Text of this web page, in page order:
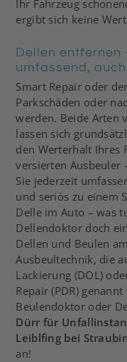
Ihr Fahrzeug
ergibt sich keine
Dellen entfernen
umfassend,
Smart Repair oder
Parkschäden oder
werden. Beide Arten
lassen sich
den Werterhalt Ihres
versierten Ausbeuler
Sie jederzeit
und seriös zu einem
Delle im Auto – was
Dellendoktor doch
Dellen und Beulen
Ausbeultechnik, die
Lackierung (DOL)
Repair (PDR)
Beulendoktor oder
Dürr für
Leiblfing bei
an!